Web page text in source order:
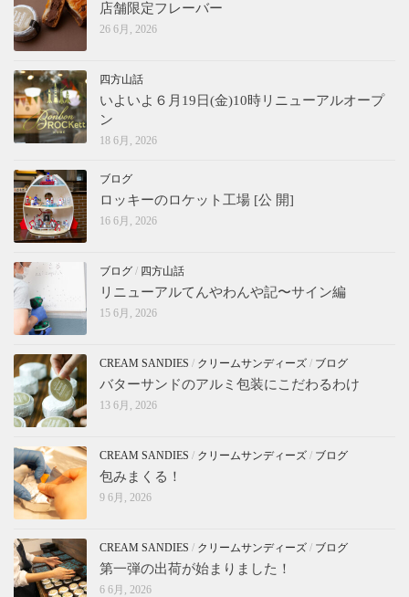
店舗限定フレーバー
26 6月, 2026
四方山話
いよいよ６月19日(金)10時リニューアルオープ
ン
18 6月, 2026
ブログ
ロッキーのロケット工場 [公 開]
16 6月, 2026
ブログ / 四方山話
リニューアルてんやわんや記〜サイン編
15 6月, 2026
CREAM SANDIES / クリームサンディーズ / ブログ
バターサンドのアルミ包装にこだわるわけ
13 6月, 2026
CREAM SANDIES / クリームサンディーズ / ブログ
包みまくる！
9 6月, 2026
CREAM SANDIES / クリームサンディーズ / ブログ
第一弾の出荷が始まりました！
6 6月, 2026